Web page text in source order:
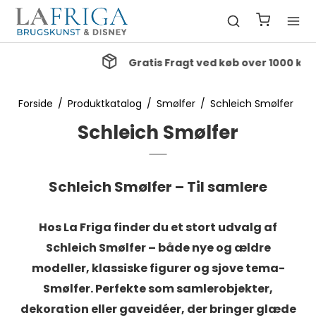
Gratis Fragt ved køb over 1000 kr.
Forside / Produktkatalog / Smølfer / Schleich Smølfer
Schleich Smølfer
Schleich Smølfer – Til samlere
Hos La Friga finder du et stort udvalg af
Schleich Smølfer– både nye og ældre
modeller, klassiske figurer og sjove tema-
Smølfer. Perfekte som samlerobjekter,
dekoration eller gaveidéer, der bringer glæde